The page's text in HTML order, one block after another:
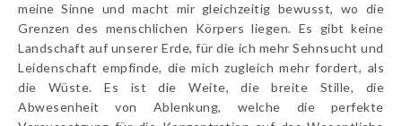
meine Sinne und macht mir gleichzeitig bewusst, wo die
Grenzen des menschlichen Körpers liegen. Es gibt keine
Landschaft auf unserer Erde, für die ich mehr Sehnsucht und
Leidenschaft empfinde, die mich zugleich mehr fordert, als
die Wüste. Es ist die Weite, die breite Stille, die
Abwesenheit von Ablenkung, welche die perfekte